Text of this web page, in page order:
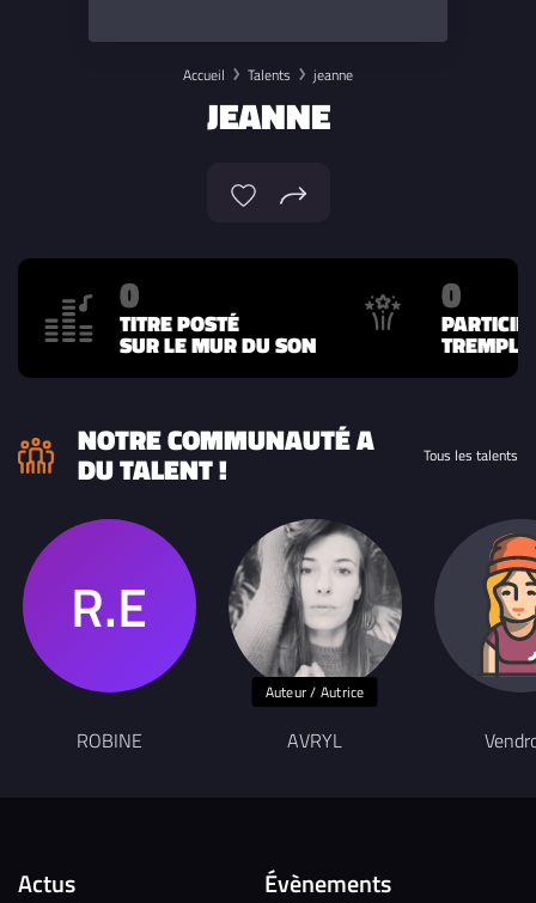
Accueil Talents jeanne
JEANNE
0
TITRE POSTÉ
SUR LE MUR DU SON
0
NOTRE COMMUNAUTÉ A
DU TALENT ! Tous les talents
ROBINE
Auteur / Autrice
AVRYL
Actus Évènements